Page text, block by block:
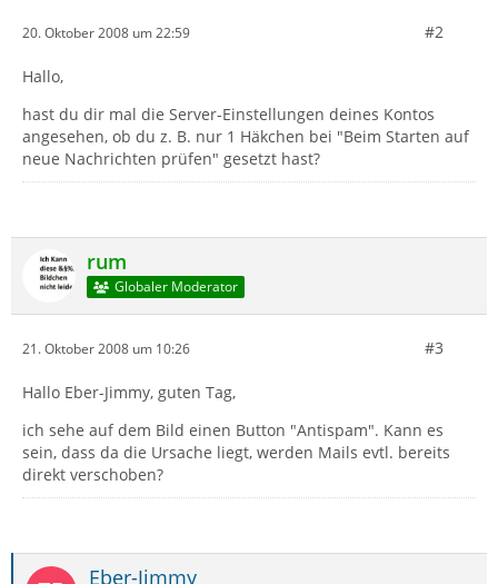
20. Oktober 2008 um 22:59 #2
Hallo,
hast du dir mal die Server-Einstellungen deines Kontos
angesehen, ob du z. B. nur 1 Häkchen bei "Beim Starten auf
neue Nachrichten prüfen" gesetzt hast?
rum
Globaler Moderator
21. Oktober 2008 um 10:26 #3
Hallo Eber-Jimmy, guten Tag,
ich sehe auf dem Bild einen Button "Antispam". Kann es
sein, dass da die Ursache liegt, werden Mails evtl. bereits
direkt verschoben?
Eber-Jimmy